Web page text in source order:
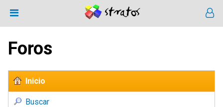
Foros
Inicio
Buscar